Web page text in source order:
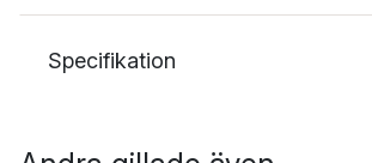
Specifikation